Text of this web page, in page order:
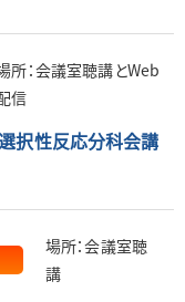
所：会議室聴講とWeb
信
択性反応分科会講
場所：会議室聴
講